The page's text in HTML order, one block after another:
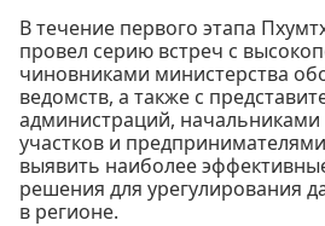
В течение первого этапа
провел серию встреч с
чиновниками министерства
ведомств, а также с
администраций, начальниками
участков и
выявить наиболее
решения для урегулирования
в регионе.